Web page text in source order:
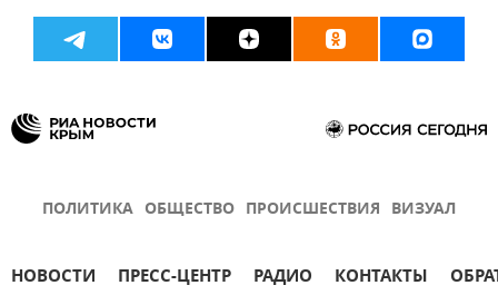
ПОЛИТИКА ОБЩЕСТВО ПРОИСШЕСТВИЯ ВИЗУАЛ
НОВОСТИ ПРЕСС-ЦЕНТР РАДИО КОНТАКТЫ